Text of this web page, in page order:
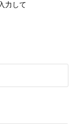
力して